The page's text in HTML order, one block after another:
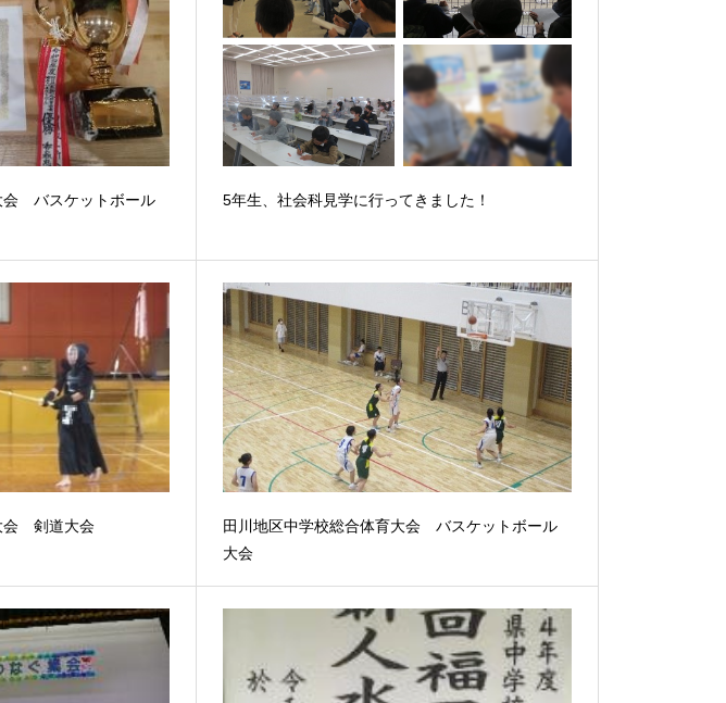
会 バスケットボール
5年生、社会科見学に行ってきました！
会 剣道大会
田川地区中学校総合体育大会 バスケットボール
大会